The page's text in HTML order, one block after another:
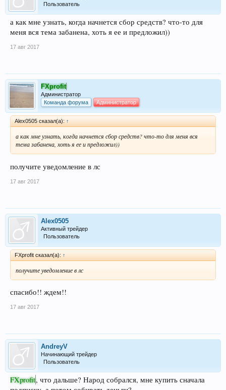
Пользователь
а как мне узнать, когда начнется сбор средств? что-то для
меня вся тема забанена, хоть я ее и предложил))
17 авг 2017
FXprofit
Администратор
Команда форума
Администратор
Alex0505 сказал(а): ↑
а как мне узнать, когда начнется сбор средств? что-то для меня вся
тема забанена, хоть я ее и предложил))
получите уведомление в лс
17 авг 2017
Alex0505
Активный трейдер
Пользователь
FXprofit сказал(а): ↑
получите уведомление в лс
спасибо!! ждем!!
17 авг 2017
AndreyV
Начинающий трейдер
Пользователь
FXprofit, что дальше? Народ собрался, мне купить сначала